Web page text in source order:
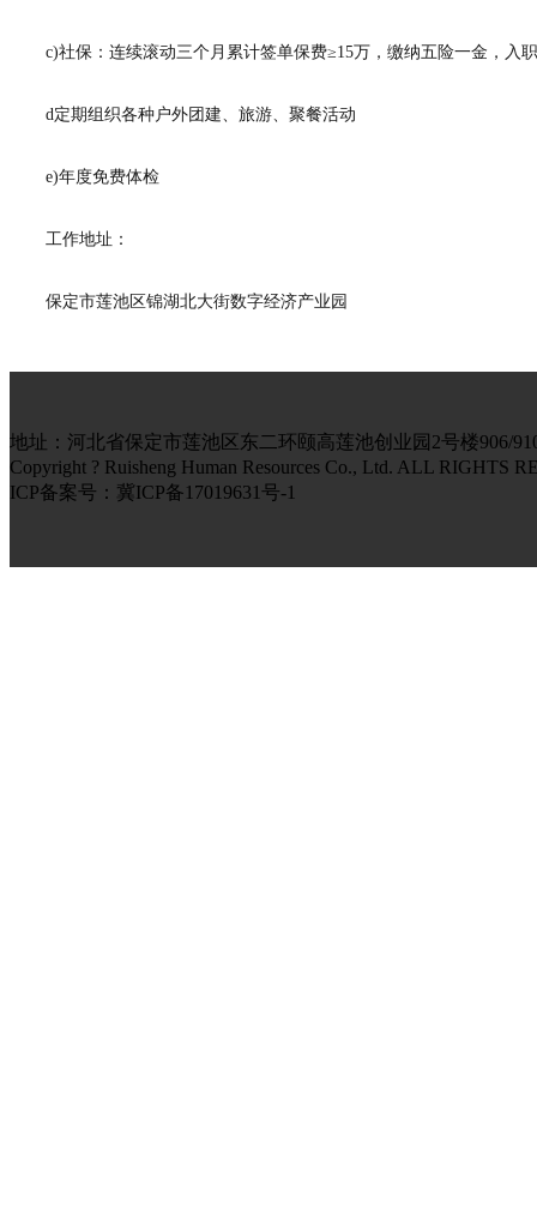
c)社保：连续滚动三个月累计签单保费≥15万，缴纳五险一金，入
d定期组织各种户外团建、旅游、聚餐活动
e)年度免费体检
工作地址：
保定市莲池区锦湖北大街数字经济产业园
地址：河北省保定市莲池区东二环颐高莲池创业园2号楼906/
Copyright ? Ruisheng Human Resources Co., Ltd. ALL
ICP备案号：冀ICP备17019631号-1